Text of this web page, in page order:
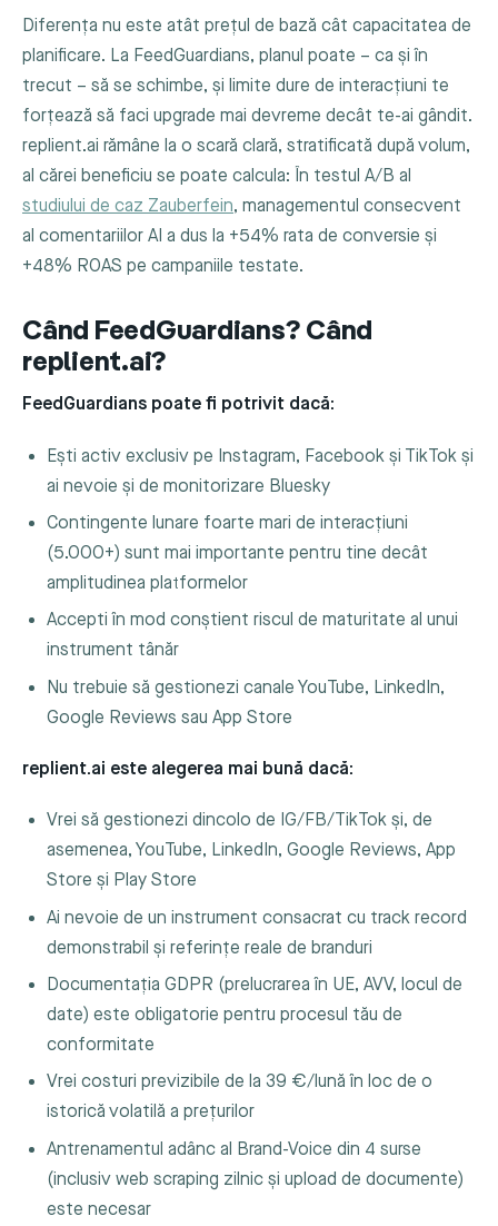
Diferența nu este atât prețul de bază cât capacitatea de
planificare. La FeedGuardians, planul poate – ca și în
trecut – să se schimbe, și limite dure de interacțiuni te
forțează să faci upgrade mai devreme decât te-ai gândit.
replient.ai rămâne la o scară clară, stratificată după volum,
al cărei beneficiu se poate calcula: În testul A/B al
studiului de caz Zauberfein, managementul consecvent
al comentariilor AI a dus la +54% rata de conversie și
+48% ROAS pe campaniile testate.
Când FeedGuardians? Când
replient.ai?
FeedGuardians poate fi potrivit dacă:
Ești activ exclusiv pe Instagram, Facebook și TikTok și
ai nevoie și de monitorizare Bluesky
Contingente lunare foarte mari de interacțiuni
(5.000+) sunt mai importante pentru tine decât
amplitudinea platformelor
Accepti în mod conștient riscul de maturitate al unui
instrument tânăr
Nu trebuie să gestionezi canale YouTube, LinkedIn,
Google Reviews sau App Store
replient.ai este alegerea mai bună dacă:
Vrei să gestionezi dincolo de IG/FB/TikTok și, de
asemenea, YouTube, LinkedIn, Google Reviews, App
Store și Play Store
Ai nevoie de un instrument consacrat cu track record
demonstrabil și referințe reale de branduri
Documentația GDPR (prelucrarea în UE, AVV, locul de
date) este obligatorie pentru procesul tău de
conformitate
Vrei costuri previzibile de la 39 €/lună în loc de o
istorică volatilă a prețurilor
Antrenamentul adânc al Brand-Voice din 4 surse
(inclusiv web scraping zilnic și upload de documente)
este necesar